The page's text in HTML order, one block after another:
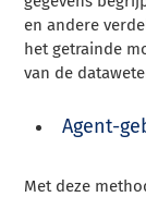
en andere
het getrainde
van de
Agent-
Met deze